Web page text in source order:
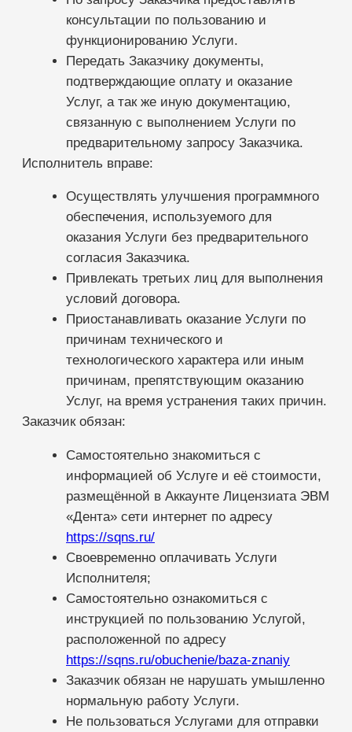
СТОИМОСТЬ УСЛУГИ И ПОРЯДОК РАСЧЕТОВ.
Стоимость Услуги соответствует
стоимости выбранного пакета смс,
указанного в Аккаунте Лицензиата ЭВМ
Услуга оказывается только по
предварительной оплате.
За невыполнение или ненадлежащее
Договору Стороны несут ответственность
в соответствии с действующим
законодательством РФ и Договором.
Исполнитель не несет ответственности за
Операторами сотовой связи.
Заказчик, безусловно соглашается с тем,
что именно Заказчик является
единственным составителем всех смс
сообщений, отправляемых в рамках
настоящего Договора, т.е. именно он
рекламораспространителем указанных
сообщений, именно он определяет их
конечных получателей (абонентов), а
Исполнитель лишь создает техническую
возможность для отправки
сообщений посредством определенной
совокупности технического оборудования
и программного обеспечения.
Заказчик гарантирует, что содержание
смс-соглашений, отправленных в рамках
настоящего Договора соответствует
нормам действующего законодательства
РФ, в том числе нормам законов об
охране авторских и иных прав на объекты
интеллектуальной собственности, о
рекламе, действующих на территории
Российской Федерации, законодательству
об охране прав личности, религиозных и
общественных убеждений, национального
достоинства, а также нормам
международного права.
Заказчик гарантирует Исполнителю, что
предоставление информации,
содержание информации и